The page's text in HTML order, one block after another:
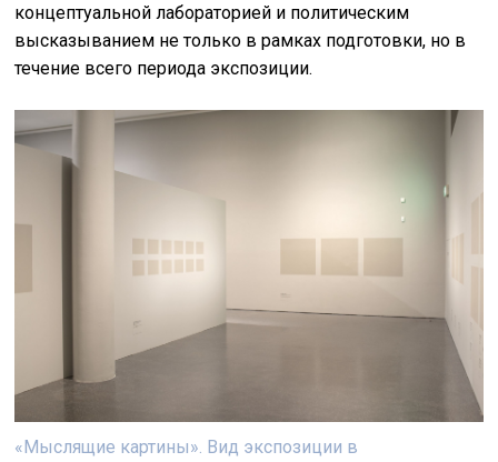
концептуальной лабораторией и политическим
высказыванием не только в рамках подготовки, но в
течение всего периода экспозиции.
«Мыслящие картины». Вид экспозиции в